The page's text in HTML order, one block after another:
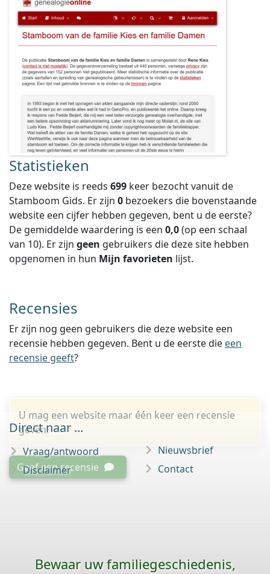
Statistieken
Deze website is reeds 699 keer bezocht vanuit de
Stamboom Gids. Er zijn 0 bezoekers die bovenstaande
website een cijfer hebben gegeven, bent u de eerste?
De gemiddelde waardering is een 0,0(op een schaal
van 10). Er zijn geen gebruikers die deze site hebben
opgenomen in hun Mijn favorieten lijst.
Recensies
Er zijn nog geen gebruikers die deze website een
recensie hebben gegeven. Bent u de eerste die een
recensie geeft?
U mag een website maar één keer een recensie
geven.
Geef een recensie
Direct naar ...
Vraag/antwoord
Disclaimer
Nieuwsbrief
Contact
Bewaar uw familie­geschiedenis,